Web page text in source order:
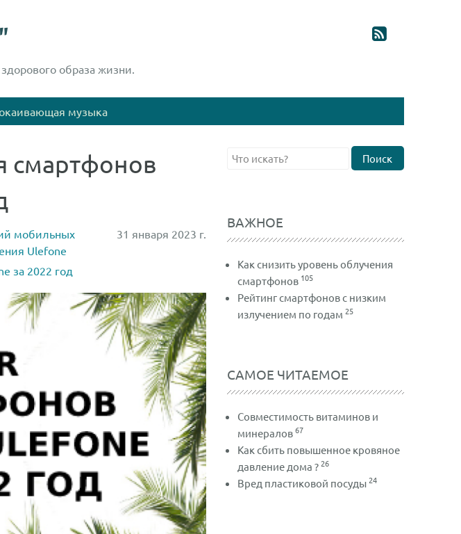
образа жизни.
музыка
смартфонов
31 января 2023 г.
мобильных
Ulefone
за 2022 год
Поиск
ВАЖНОЕ
Как снизить уровень облучения
смартфонов 105
Рейтинг смартфонов с низким
излучением по годам 25
САМОЕ ЧИТАЕМОЕ
Совместимость витаминов и
минералов 67
Как сбить повышенное кровяное
давление дома ? 26
Вред пластиковой посуды 24